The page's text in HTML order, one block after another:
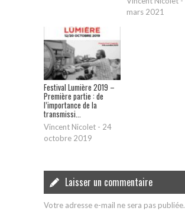
mars 2021
Festival Lumière 2019 –
Première partie : de
l’importance de la
transmissi...
Vincent Nicolet - 24
octobre 2019
Laisser un commentaire
Votre adresse e-mail ne sera pas publiée.